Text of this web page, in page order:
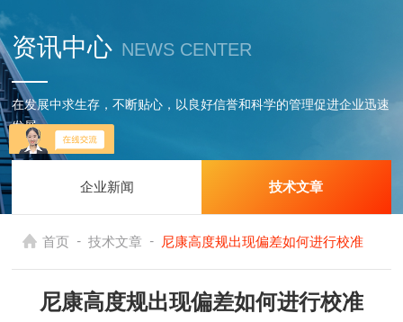
资讯中心 NEWS CENTER
在发展中求生存，不断贴心，以良好信誉和科学的管理促进企业迅速
发展
企业新闻 技术文章
首页 - 技术文章 - 尼康高度规出现偏差如何进行校准
尼康高度规出现偏差如何进行校准